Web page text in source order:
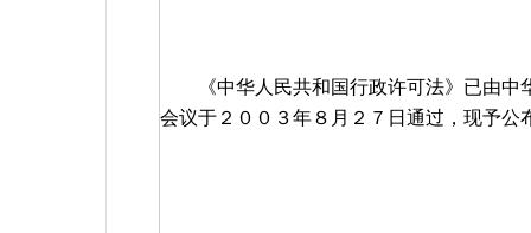
《中华人民共和国行政许可法》已由中
会议于２００３年８月２７日通过，现